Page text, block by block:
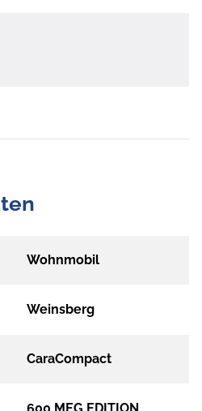
Wohnmobil
Weinsberg
CaraCompact